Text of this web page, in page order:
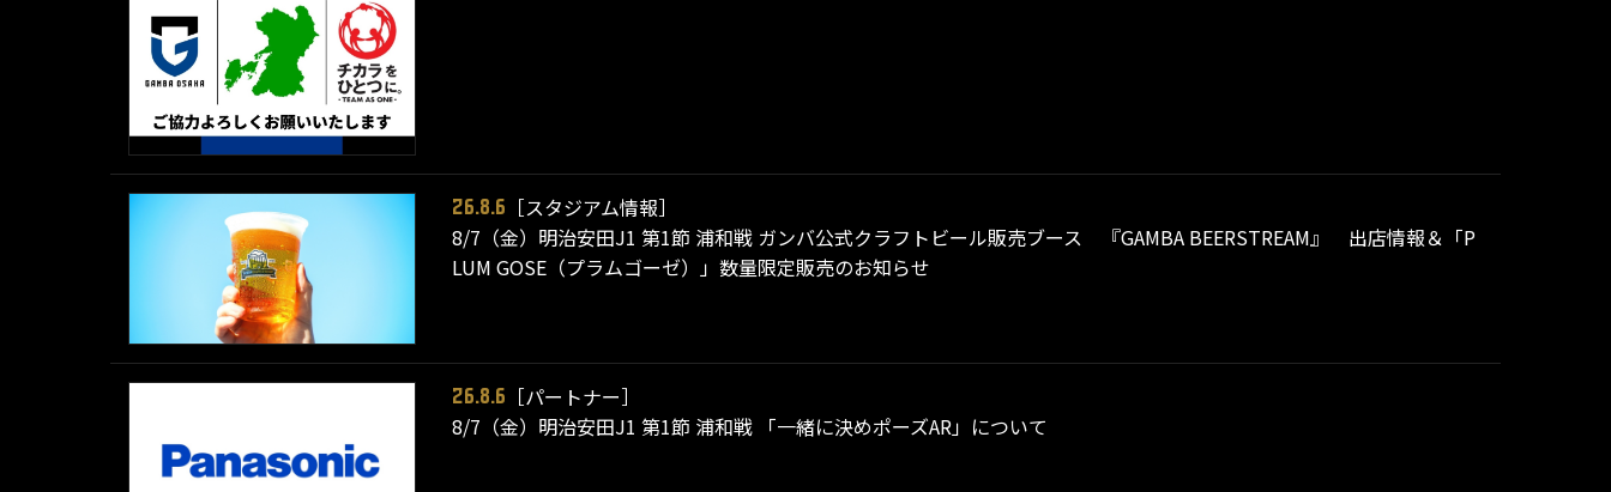
26.8.6
［スタジアム情報］
8/7（金）明治安田J1 第1節 浦和戦 ガンバ公式クラフトビール販売ブース 『GAMBA BEERSTREAM』 出店情報＆「P
LUM GOSE（プラムゴーゼ）」数量限定販売のお知らせ
26.8.6
［パートナー］
8/7（金）明治安田J1 第1節 浦和戦 「一緒に決めポーズAR」について